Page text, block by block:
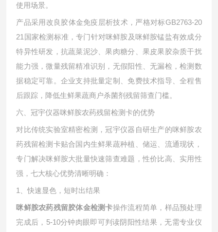
使用场景。
产品采用改良胶体金免疫层析技术，严格对标GB2763-20
21国家检测标准，专门针对咪鲜胺及咪鲜胺锰盐有效成分
特异性研发，抗蔬菜泥沙、果肉糖分、果皮果胶杂质干扰
能力强，微量残留精准识别，无假阳性、无漏检，检测数
据稳定可靠。企业支持批量定制、免费技术指导、全程售
后跟踪，降低生鲜果蔬商户杀菌剂残留筛查门槛。
六、冠宇仪器咪鲜胺农药残留检测卡的优势
对比传统实验室精密检测，冠宇仪器自研生产的咪鲜胺农
药残留检测卡贴合国内生鲜果蔬种植、储运、流通现状，
专门解决咪鲜胺大批量快速筛查难题，性价比高、实用性
强，七大核心优势清晰明确：
1、快速显色，短时出结果
咪鲜胺农药残留胶体金检测卡操作流程简单，样品预处理
完成后， 5-10分钟肉眼即可判读阴阳性结果，无需专业仪